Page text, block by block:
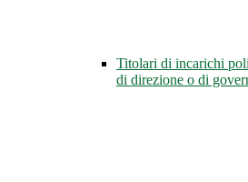
Titolari di incarichi
di direzione o di